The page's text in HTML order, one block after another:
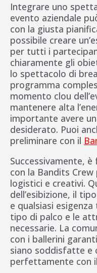
Integrare uno
evento aziendale
con la giusta
possibile creare
per tutti i
chiaramente gli
lo spettacolo di
programma
momento clou
mantenere alta
importante avere
desiderato. Puoi
preliminare con il
Successivamente,
con la Bandits
logistici e creativi.
dell’esibizione, il
e qualsiasi
tipo di palco e le
necessarie. La
con i ballerini
siano soddisfatte e
perfettamente con